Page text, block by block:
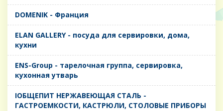
DOMENIK - Франция
ELAN GALLERY - посуда для сервировки, дома,
кухни
ENS-Group - тарелочная группа, сервировка,
кухонная утварь
IОБЩЕПИТ НЕРЖАВЕЮЩАЯ СТАЛЬ -
ГАСТРОЕМКОСТИ, КАСТРЮЛИ, СТОЛОВЫЕ ПРИБОРЫ